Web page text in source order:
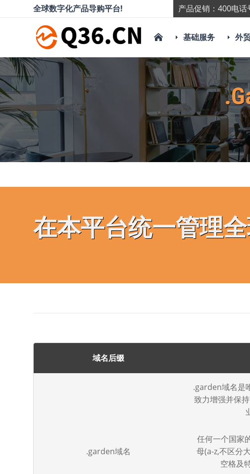
全球数字化产品导购平台! 产品促销：400电
基础服务 外
在本平台统一管理
域名后缀
.garden域名
.garden域名是
致力增强并保
任何一个国家
母(a-z,不区分
空格及